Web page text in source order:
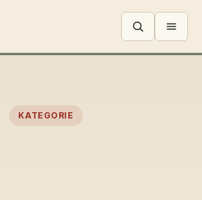
Menü
KATEGORIE